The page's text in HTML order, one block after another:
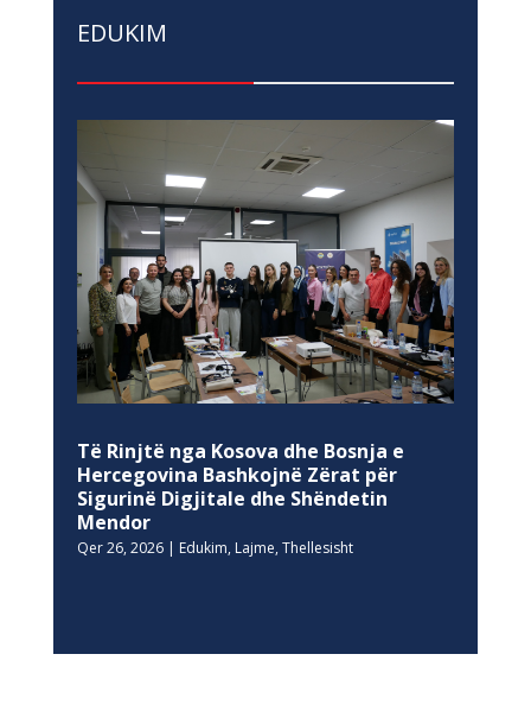
EDUKIM
Të Rinjtë nga Kosova dhe Bosnja e
Hercegovina Bashkojnë Zërat për
Sigurinë Digjitale dhe Shëndetin
Mendor
Qer 26, 2026| Edukim, Lajme, Thellesisht